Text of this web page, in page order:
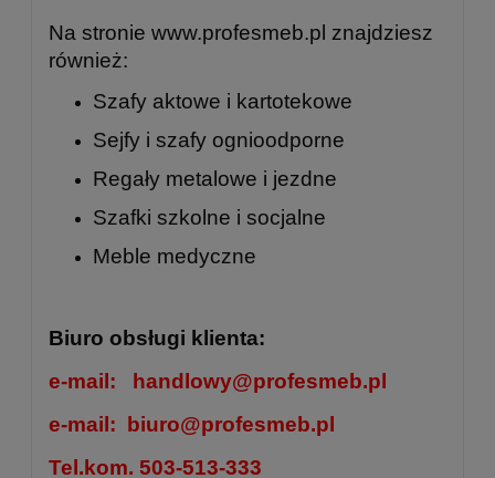
Na stronie www.profesmeb.pl znajdziesz
również:
Szafy aktowe i kartotekowe
Sejfy i szafy ognioodporne
Regały metalowe i jezdne
Szafki szkolne i socjalne
Meble medyczne
Biuro obsługi klienta:
e-mail:
handlowy@profesmeb.pl
e-mail: biuro@profesmeb.pl
Tel.kom. 503-513-333